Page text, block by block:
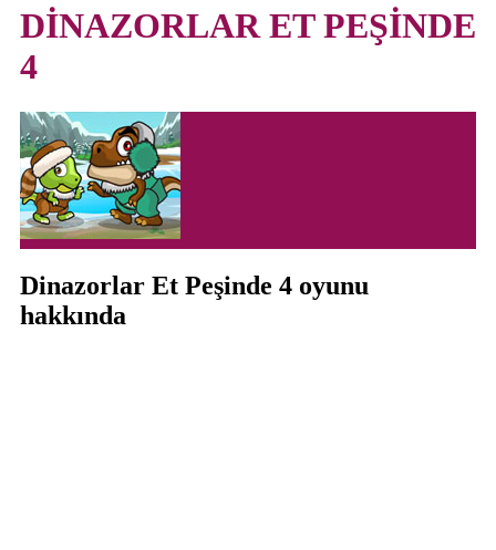
DİNAZORLAR ET PEŞİNDE
4
Dinazorlar Et Peşinde 4 oyunu
hakkında